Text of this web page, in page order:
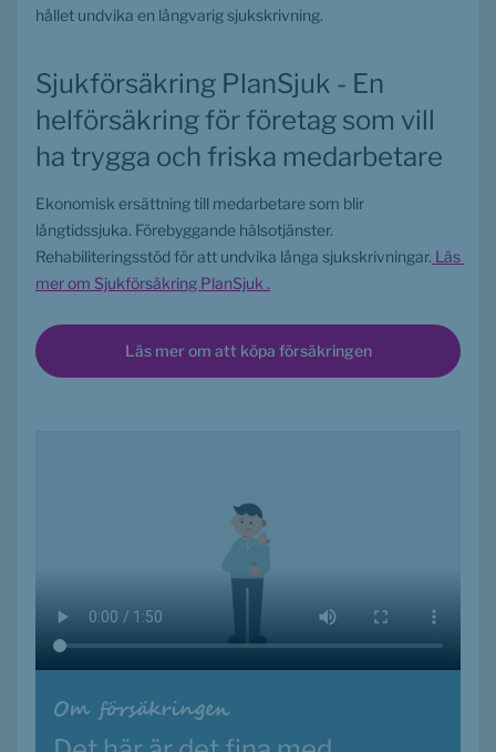
hållet undvika en långvarig sjukskrivning.
Sjukförsäkring PlanSjuk - En
helförsäkring för företag som vill
ha trygga och friska medarbetare
Ekonomisk ersättning till medarbetare som blir
långtidssjuka. Förebyggande hälsotjänster.
Rehabiliteringsstöd för att undvika långa sjukskrivningar. Läs
mer om Sjukförsäkring PlanSjuk .
Läs mer om att köpa försäkringen
Om försäkringen